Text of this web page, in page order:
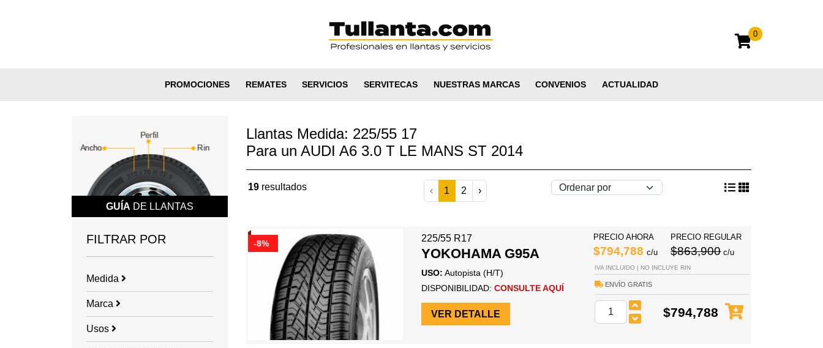
0
PROMOCIONES REMATES SERVICIOS SERVITECAS NUESTRAS MARCAS CONVENIOS ACTUALIDAD
GUÍA DE LLANTAS
FILTRAR POR
Medida
Marca
Usos
Llantas Medida: 225/55 17
Para un AUDI A6 3.0 T LE MANS ST 2014
19 resultados ‹ 1 2 ›
-8%
225/55 R17
YOKOHAMA G95A
USO: Autopista (H/T)
DISPONIBILIDAD: CONSULTE AQUÍ
VER DETALLE
PRECIO AHORA
$794,788 c/u
PRECIO REGULAR
$863,900c/u
IVA INCLUIDO | NO INCLUYE RIN
ENVÍO GRATIS
$794,788